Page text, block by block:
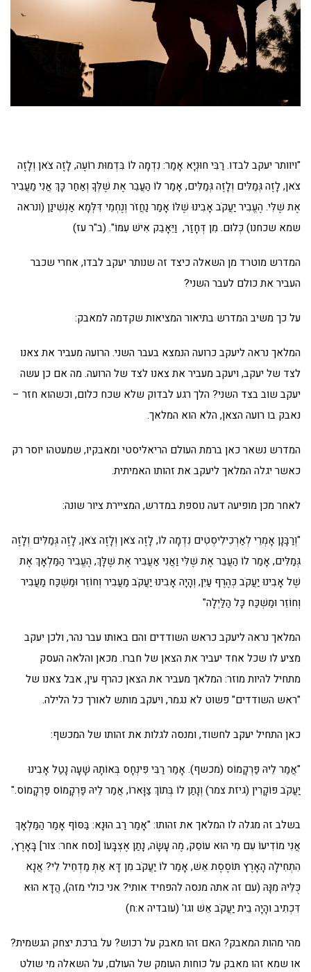
"ויוותר יעקב לבדו. רַבִּי חוּנְיָא אָמַר: נִדְמָה לוֹ בִּדְמוּת רוֹעֶה, לָזֶה צֹאן וְלָזֶה
צֹאן, לָזֶה גְּמַלִּים וְלָזֶה גְּמַלִּים, אָמַר לוֹ הַעֲבֵר אֶת שֶׁלְּךָ וְאַחַר כָּךְ אֲנִי מַעֲבִיר
אֶת שֶׁלִּי. הֶעֱבִיר יַעֲקֹב אָבִינוּ שֶׁלּוֹ אָמַר נַחֲזֹר וְנֶחְמֵי דִּלְּמָא אַנְשִׁינַן (ונראה
שמא שכחנו) כְּלוּם. מִן דְּחָזַר, וַיֵּאָבֵק אִישׁ עִמּוֹ". (ב"ר עז)
המדרש מוטרד מן השאלה כיצד זה שנותר יעקב לבדו, אחרי שכבר
העביר את כולם לעבר השני?
על כך משיב המדרש בתיאור המציאות שקדמה למאבק:
המלאך נראה ליעקב כרועה הנמצא בעבר השני. הרועה מעביר את צאנו
לצד של יעקב, ויעקב מעביר את צאנו לצד של הרועה. מה אם כן עשה
יעקב שוב בצד השני? הלך רגע לבדוק שלא שכח כלום, וכשהוא חזר –
נאבק בו רועה הצאן, הלא הוא המלאך.
המדרש נשאר כאן ברמת העולם הריאליסטי ומאבקיו, שמעטהו יוסר רק
כאשר יגלה המלאך ליעקב את זהותו האמיתית.
לאחר מכן מופיעה דעה נוספת במדרש, המציירת ציור שונה:
"וְרַבָּנָן אָמְרֵי לְאַרְכִילִיסְטִים נִדְמָה לוֹ, לָזֶה צֹאן וְלָזֶה צֹאן, לָזֶה גְּמַלִּים וְלָזֶה
גְּמַלִּים, אָמַר לוֹ הַעֲבֵר אֶת שֶׁלִּי וַאֲנִי אַעֲבִיר אֶת שֶׁלָּךְ, הֶעֱבִיר הַמַּלְאָךְ אֶת
שֶׁל אָבִינוּ יַעֲקֹב כְּהֶרֶף עַיִן, וְהָיָה אָבִינוּ יַעֲקֹב מַעֲבִיר וְחוֹזֵר וּמַשְׁכַּח מַעֲבִיר
וְחוֹזֵר וּמַשְׁכַּח כָּל הַלַּיְלָה"
המלאך נראה ליעקב כראש השודדים והם באותו עבר נהר, ולכן יעקב
מציע לו שכל אחד יעביר את הצאן של חברו. מכאן והלאה העסק
מתחיל להיות מוזר: המלאך מעביר את הצאן כהרף עין, אבל צאנו של
"ראש השודדים" פשוט לא נגמר, ויעקב מותש לאורך כל הלילה.
כאן התחיל יעקב לחשוד, ומנסה לגלות את זהותו של המכשף:
"אֲמַר לֵיהּ פַּרְקָמוֹס (מכשף). אָמַר רַבִּי פִּינְחָס בְּאוֹתָהּ שָׁעָה נָטַל אָבִינוּ
יַעֲקֹב פּוֹקָרִין (גיזת צמר) וְנָתַן לוֹ בְּתוֹךְ צַוָּארוֹ, אֲמַר לֵיהּ פַּרְקָמוֹס פַּרְקָמוֹס."
בשלב זה מגלה לו המלאך את זהותו: "אָמַר רַב הוּנָא: בַּסּוֹף אָמַר הַמַּלְאָךְ
אֲנִי מוֹדִיעוֹ עִם מִי הוּא עוֹסֵק, מֶה עָשָׂה, נָתַן אֶצְבָּעוֹ [נסח אחר: צור] בָּאָרֶץ,
הִתְחִילָה הָאָרֶץ תּוֹסֶסֶת אֵשׁ, אָמַר לוֹ יַעֲקֹב מִן דָּא אַתְּ מַדְחֵיל לִי? אֲנָא
כֻּלֵּיהּ מִנָּהּ (עם זה אתה מנסה להפחיד אותי? אני כולי מזה), הֲדָא הוּא
דִּכְתִיב והָיָה בֵית יַעֲקֹב אֵשׁ וגו' (עובדיה א:ח)
מהי מהות המאבק? האם זהו מאבק על רכוש? על ברכת יצחק הגשמית?
או שמא זהו מאבק על כוחות העומק של העולם, על השאלה מי שולט